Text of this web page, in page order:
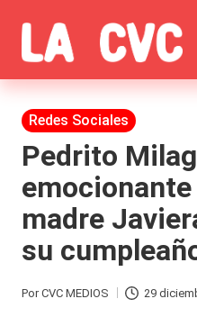
Saltar
al
contenido
C
o
p
u
c
h
a
s
Todas
las
noticias
de
la
farándula,
Publicada
en
Redes Sociales
Pedrito
madre
su
Publicado
PorCVC MEDIOS 29